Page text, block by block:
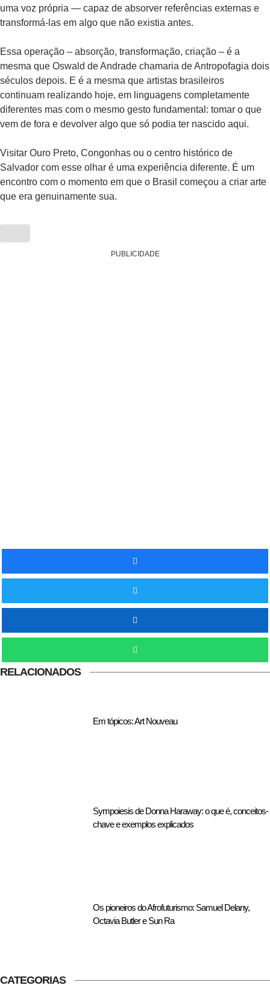
uma voz própria — capaz de absorver referências externas e
transformá-las em algo que não existia antes.
Essa operação – absorção, transformação, criação – é a
mesma que Oswald de Andrade chamaria de Antropofagia dois
séculos depois. E é a mesma que artistas brasileiros
continuam realizando hoje, em linguagens completamente
diferentes mas com o mesmo gesto fundamental: tomar o que
vem de fora e devolver algo que só podia ter nascido aqui.
Visitar Ouro Preto, Congonhas ou o centro histórico de
Salvador com esse olhar é uma experiência diferente. É um
encontro com o momento em que o Brasil começou a criar arte
que era genuinamente sua.
PUBLICIDADE
RELACIONADOS
Em tópicos: Art Nouveau
Sympoiesis de Donna Haraway: o que é, conceitos-
chave e exemplos explicados
Os pioneiros do Afrofuturismo: Samuel Delany,
Octavia Butler e Sun Ra
CATEGORIAS